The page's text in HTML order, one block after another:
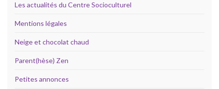
Les actualités du Centre Socioculturel
Mentions légales
Neige et chocolat chaud
Parent(hèse) Zen
Petites annonces